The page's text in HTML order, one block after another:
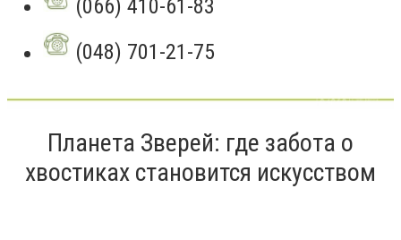
(066) 410-61-83
(048) 701-21-75
Планета Зверей: где забота о
хвостиках становится искусством